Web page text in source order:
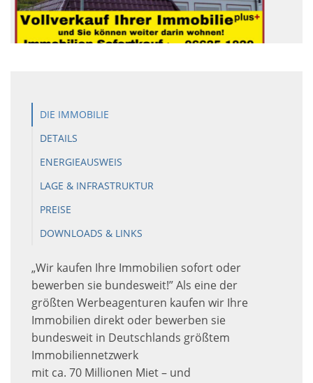
DIE IMMOBILIE
DETAILS
ENERGIEAUSWEIS
LAGE & INFRASTRUKTUR
PREISE
DOWNLOADS & LINKS
„Wir kaufen Ihre Immobilien sofort oder
bewerben sie bundesweit!” Als eine der
größten Werbeagenturen kaufen wir Ihre
Immobilien direkt oder bewerben sie
bundesweit in Deutschlands größtem
Immobiliennetzwerk
mit ca. 70 Millionen Miet – und